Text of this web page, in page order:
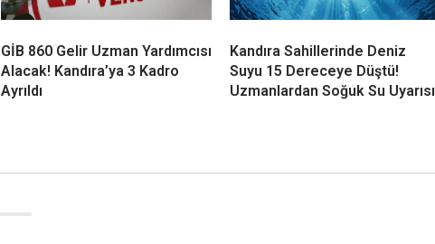
GİB 860 Gelir Uzman Yardımcısı
Alacak! Kandıra’ya 3 Kadro
Ayrıldı
Kandıra Sahillerinde Deniz
Suyu 15 Dereceye Düştü!
Uzmanlardan Soğuk Su Uyarısı